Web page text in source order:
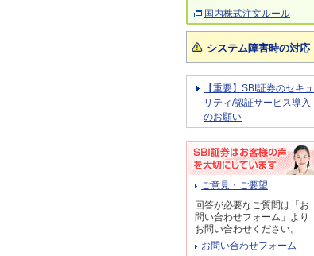
国内株式注文ルール
システム障害時の対応
【重要】SBI証券のセキュ
リティ/認証サービス導入
のお願い
ご意見・ご要望
回答が必要なご質問は「お
問い合わせフォーム」より
お問い合わせください。
お問い合わせフォーム